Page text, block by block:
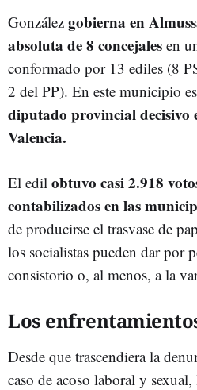
González gobierna en
absoluta de 8 concejales en
conformado por 13 ediles (8
2 del PP). En este municipio
diputado provincial decisivo
Valencia.
El edil obtuvo casi 2.918
contabilizados en las
de producirse el trasvase de
los socialistas pueden dar por
consistorio o, al menos, a la
Los
Desde que trascendiera la
caso de acoso laboral y